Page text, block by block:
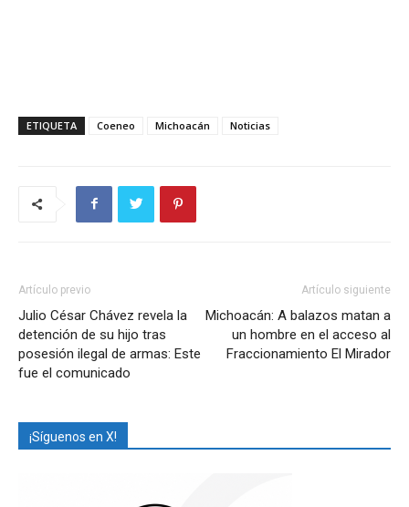
ETIQUETA Coeneo Michoacán Noticias
Artículo previo
Julio César Chávez revela la
detención de su hijo tras
posesión ilegal de armas: Este
fue el comunicado
Artículo siguiente
Michoacán: A balazos matan a
un hombre en el acceso al
Fraccionamiento El Mirador
¡Síguenos en X!